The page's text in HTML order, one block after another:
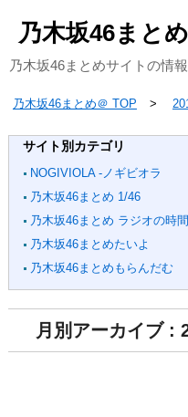
乃木坂46まと
乃木坂46まとめサイトの情
乃木坂46まとめ＠ TOP
サイト別カテゴリ
NOGIVIOLA -ノギビオラ
乃木坂46まとめ 1/46
乃木坂46まとめ ラジオの時間
乃木坂46まとめたいよ
乃木坂46まとめもらんだむ
月別アーカイブ :